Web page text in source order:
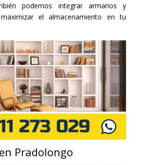
podemos integrar armarios y
el almacenamiento en tu
Pradolongo